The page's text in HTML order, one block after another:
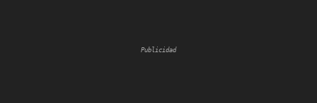
Publicidad